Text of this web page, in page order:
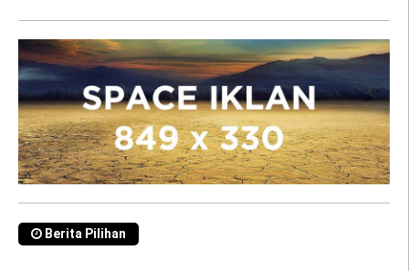
Berita Pilihan